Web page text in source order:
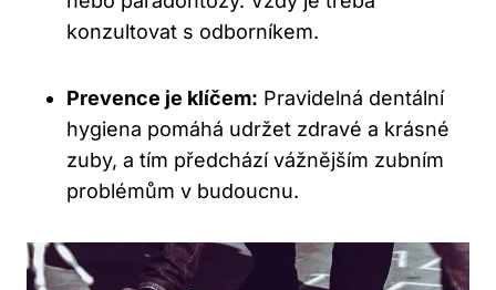
konzultovat s odborníkem.
Prevence je klíčem: Pravidelná dentální
hygiena pomáhá udržet zdravé a krásné
zuby, a tím předchází vážnějším zubním
problémům v budoucnu.